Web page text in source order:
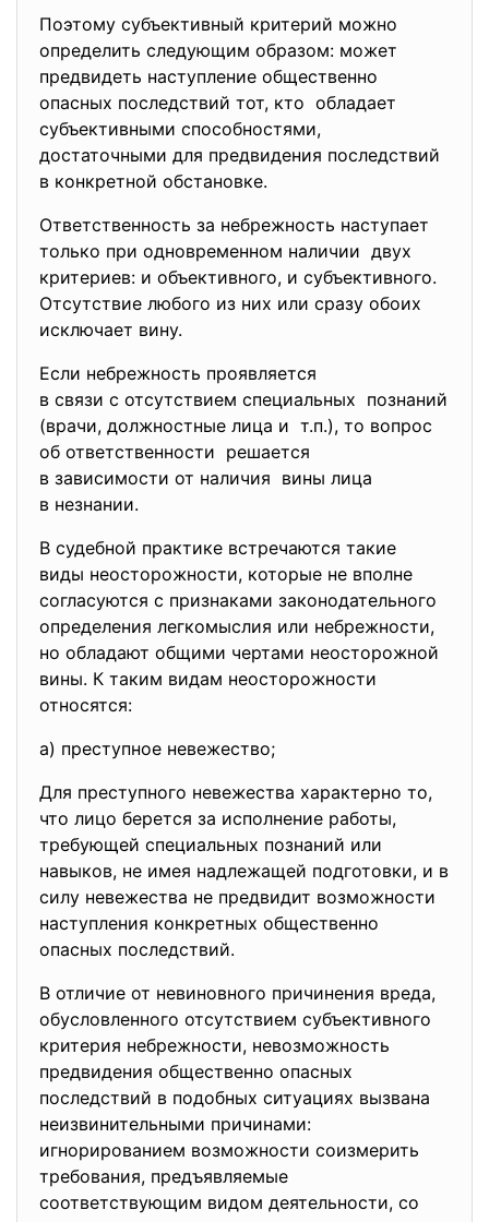
Поэтому субъективный критерий можно
определить следующим образом: может
предвидеть наступление общественно
опасных последствий тот, кто обладает
субъективными способностями,
достаточными для предвидения последствий
в конкретной обстановке.
Ответственность за небрежность наступает
только при одновременном наличии двух
критериев: и объективного, и субъективного.
Отсутствие любого из них или сразу обоих
исключает вину.
Если небрежность проявляется
в связи с отсутствием специальных познаний
(врачи, должностные лица и т.п.), то вопрос
об ответственности решается
в зависимости от наличия вины лица
в незнании.
В судебной практике встречаются такие
виды неосторожности, которые не вполне
согласуются с признаками законодательного
определения легкомыслия или небрежности,
но обладают общими чертами неосторожной
вины. К таким видам неосторожности
относятся:
а) преступное невежество;
Для преступного невежества характерно то,
что лицо берется за исполнение работы,
требующей специальных познаний или
навыков, не имея надлежащей подготовки, и в
силу невежества не предвидит возможности
наступления конкретных общественно
опасных последствий.
В отличие от невиновного причинения вреда,
обусловленного отсутствием субъективного
критерия небрежности, невозможность
предвидения общественно опасных
последствий в подобных ситуациях вызвана
неизвинительными причинами:
игнорированием возможности соизмерить
требования, предъявляемые
соответствующим видом деятельности, со